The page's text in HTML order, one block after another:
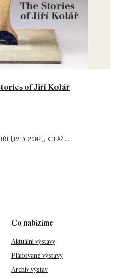
of Jiří Kolář
(1914-2002), koláž...
Co nabízíme
Aktuální výstavy
Plánované výstavy
Archiv výstav